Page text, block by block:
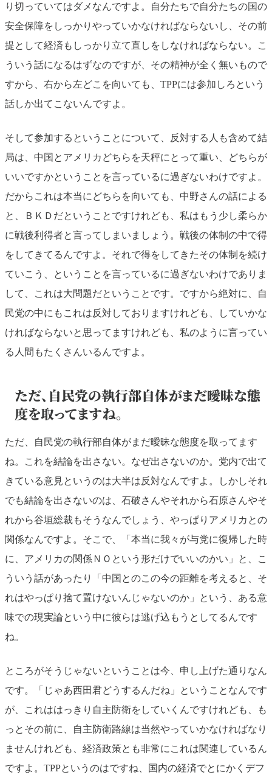
り切っていてはダメなんですよ。自分たちで自分たちの国の
安全保障をしっかりやっていかなければならないし、その前
提として経済もしっかり立て直しをしなければならない。こ
ういう話になるはずなのですが、その精神が全く無いもので
すから、右から左どこを向いても、TPPには参加しろという
話しか出てこないんですよ。
そして参加するということについて、反対する人も含めて結
局は、中国とアメリカどちらを天秤にとって重い、どちらが
いいですかということを言っているに過ぎないわけですよ。
だからこれは本当にどちらを向いても、中野さんの話による
と、ＢＫＤだということですけれども、私はもう少し柔らか
に戦後利得者と言ってしまいましょう。戦後の体制の中で得
をしてきてるんですよ。それで得をしてきたその体制を続け
ていこう、ということを言っているに過ぎないわけでありま
して、これは大問題だということです。ですから絶対に、自
民党の中にもこれは反対しておりますけれども、していかな
ければならないと思ってますけれども、私のように言ってい
る人間もたくさんいるんですよ。
ただ、自民党の執行部自体がまだ曖昧な態
度を取ってますね。
ただ、自民党の執行部自体がまだ曖昧な態度を取ってます
ね。これを結論を出さない。なぜ出さないのか。党内で出て
きている意見というのは大半は反対なんですよ。しかしそれ
でも結論を出さないのは、石破さんやそれから石原さんやそ
れから谷垣総裁もそうなんでしょう、やっぱりアメリカとの
関係なんですよ。そこで、「本当に我々が与党に復帰した時
に、アメリカの関係ＮＯという形だけでいいのかい」と、こ
ういう話があったり「中国とのこの今の距離を考えると、そ
れはやっぱり捨て置けないんじゃないのか」という、ある意
味での現実論という中に彼らは逃げ込もうとしてるんです
ね。
ところがそうじゃないということは今、申し上げた通りなん
です。「じゃあ西田君どうするんだね」ということなんです
が、これははっきり自主防衛をしていくんですけれども、も
っとその前に、自主防衛路線は当然やっていかなければなり
ませんけれども、経済政策とも非常にこれは関連しているん
ですよ。TPPというのはですね、国内の経済でとにかくデフ